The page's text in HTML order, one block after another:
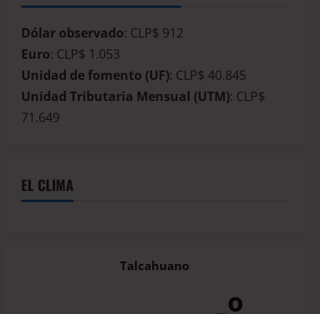
Dólar observado: CLP$ 912
Euro: CLP$ 1.053
Unidad de fomento (UF): CLP$ 40.845
Unidad Tributaria Mensual (UTM): CLP$
71.649
EL CLIMA
Talcahuano